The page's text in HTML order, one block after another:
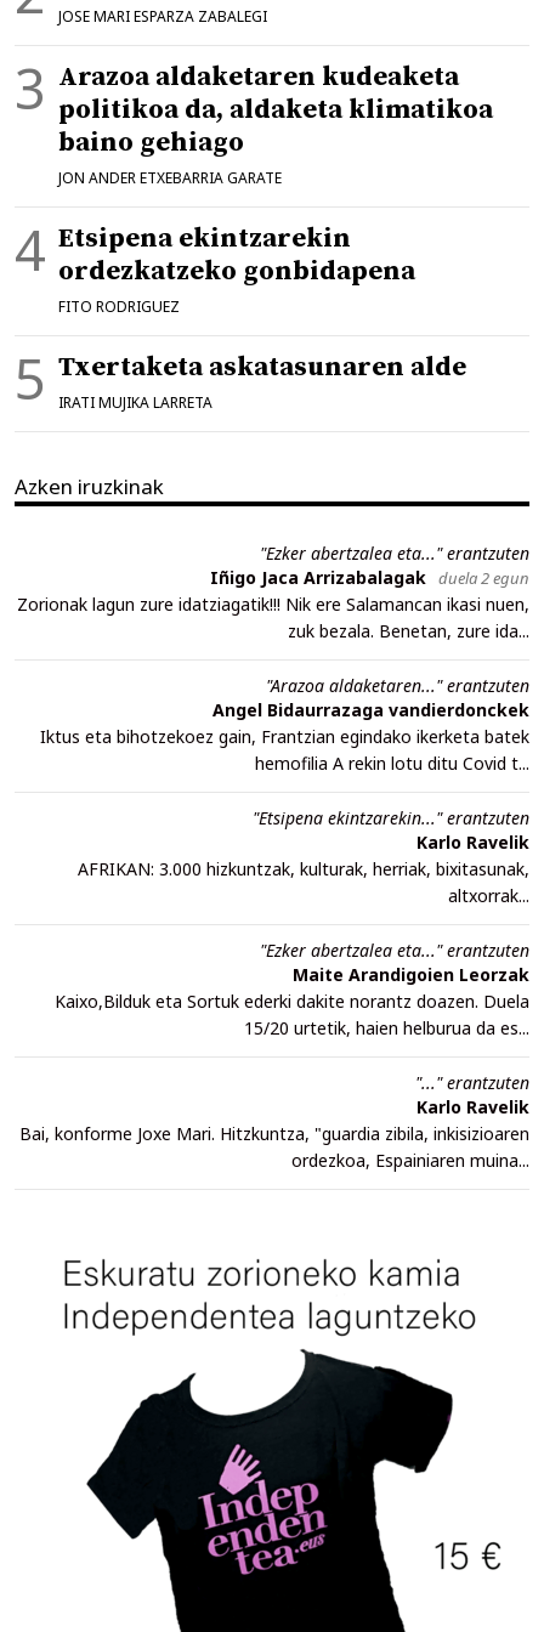
JOSE MARI ESPARZA ZABALEGI
Arazoa aldaketaren kudeaketa
politikoa da, aldaketa klimatikoa
baino gehiago
JON ANDER ETXEBARRIA GARATE
Etsipena ekintzarekin
ordezkatzeko gonbidapena
FITO RODRIGUEZ
Txertaketa askatasunaren alde
IRATI MUJIKA LARRETA
Azken iruzkinak
"Ezker abertzalea eta..." erantzuten
Iñigo Jaca Arrizabalagak duela 2 egun
Zorionak lagun zure idatziagatik!!! Nik ere Salamancan ikasi nuen,
zuk bezala. Benetan, zure ida...
"Arazoa aldaketaren..." erantzuten
Angel Bidaurrazaga vandierdonckek
Iktus eta bihotzekoez gain, Frantzian egindako ikerketa batek
hemofilia A rekin lotu ditu Covid t...
"Etsipena ekintzarekin..." erantzuten
Karlo Ravelik
AFRIKAN: 3.000 hizkuntzak, kulturak, herriak, bixitasunak,
altxorrak...
"Ezker abertzalea eta..." erantzuten
Maite Arandigoien Leorzak
Kaixo,Bilduk eta Sortuk ederki dakite norantz doazen. Duela
15/20 urtetik, haien helburua da es...
"..." erantzuten
Karlo Ravelik
Bai, konforme Joxe Mari. Hitzkuntza, "guardia zibila, inkisizioaren
ordezkoa, Espainiaren muina...